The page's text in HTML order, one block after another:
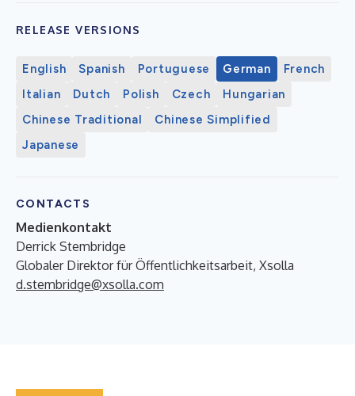
RELEASE VERSIONS
English Spanish Portuguese German
French
Italian
Dutch Polish Czech
Hungarian
Chinese Traditional
Chinese Simplified
Japanese
CONTACTS
Medienkontakt
Derrick Stembridge
Globaler Direktor für Öffentlichkeitsarbeit, Xsolla
d.stembridge@xsolla.com